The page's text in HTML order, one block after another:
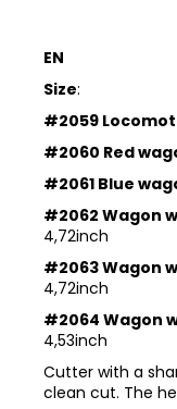
EN
Size:
#2059
#2060 Red
#2061 Blue
#2062 Wagon
4,72inch
#2063 Wagon
4,72inch
#2064 Wagon
4,53inch
Cutter with a
clean cut. The